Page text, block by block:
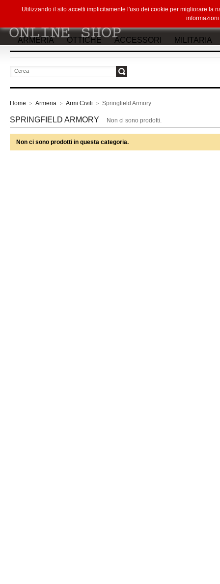
ARMERIA OTTICHE ACCESSORI MILITARIA
Home > Armeria > Armi Civili > Springfield Armory
SPRINGFIELD ARMORY Non ci sono prodotti.
Non ci sono prodotti in questa categoria.
Utilizzando il sito accetti implicitamente l'uso dei cookie per migliorare la
informazioni